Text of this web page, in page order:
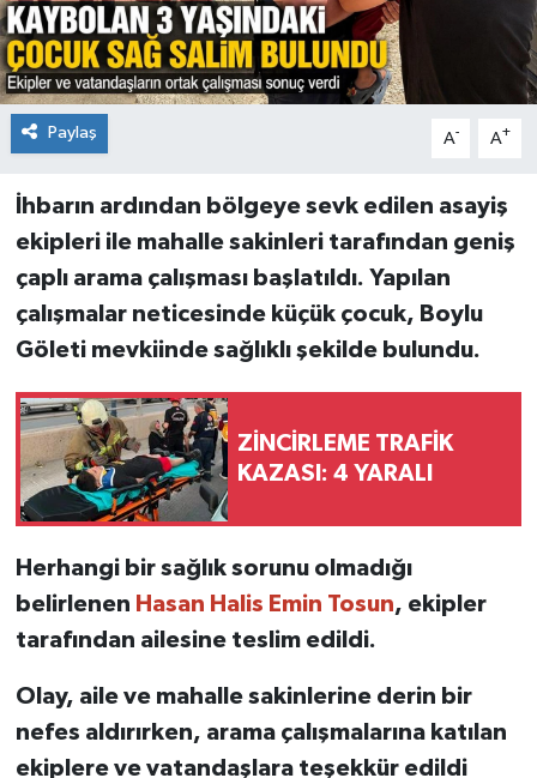
Paylaş A- A+
İhbarın ardından bölgeye sevk edilen asayiş
ekipleri ile mahalle sakinleri tarafından geniş
çaplı arama çalışması başlatıldı. Yapılan
çalışmalar neticesinde küçük çocuk, Boylu
Göleti mevkiinde sağlıklı şekilde bulundu.
ZİNCİRLEME TRAFİK
KAZASI: 4 YARALI
Herhangi bir sağlık sorunu olmadığı
belirlenen Hasan Halis Emin Tosun, ekipler
tarafından ailesine teslim edildi.
Olay, aile ve mahalle sakinlerine derin bir
nefes aldırırken, arama çalışmalarına katılan
ekiplere ve vatandaşlara teşekkür edildi